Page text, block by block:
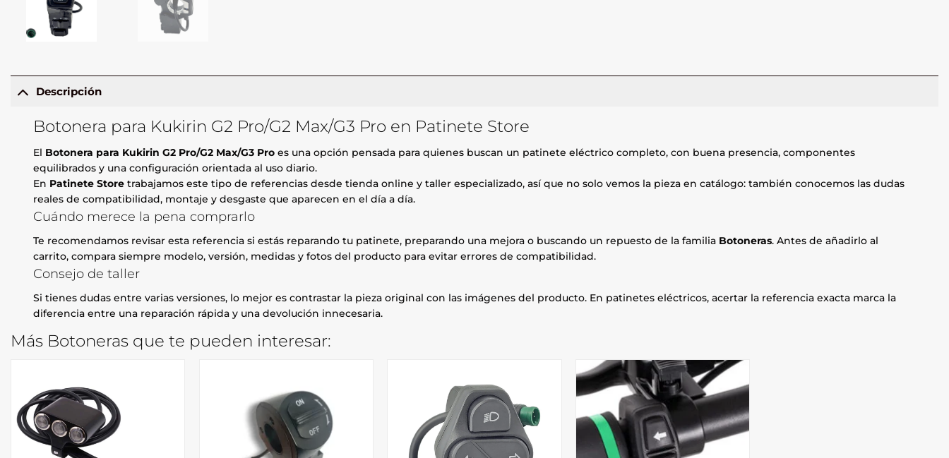
Descripción
Botonera para Kukirin G2 Pro/G2 Max/G3 Pro en Patinete Store
El Botonera para Kukirin G2 Pro/G2 Max/G3 Pro es una opción pensada para quienes buscan un patinete eléctrico completo, con buena presencia, componentes
equilibrados y una configuración orientada al uso diario.
En Patinete Store trabajamos este tipo de referencias desde tienda online y taller especializado, así que no solo vemos la pieza en catálogo: también conocemos las dudas
reales de compatibilidad, montaje y desgaste que aparecen en el día a día.
Cuándo merece la pena comprarlo
Te recomendamos revisar esta referencia si estás reparando tu patinete, preparando una mejora o buscando un repuesto de la familia Botoneras. Antes de añadirlo al
carrito, compara siempre modelo, versión, medidas y fotos del producto para evitar errores de compatibilidad.
Consejo de taller
Si tienes dudas entre varias versiones, lo mejor es contrastar la pieza original con las imágenes del producto. En patinetes eléctricos, acertar la referencia exacta marca la
diferencia entre una reparación rápida y una devolución innecesaria.
Más Botoneras que te pueden interesar: